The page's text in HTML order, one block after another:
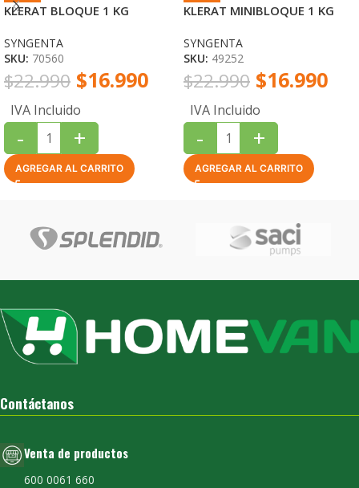
KLERAT BLOQUE 1 KG
SYNGENTA
SKU: 70560
$22.990 $16.990
IVA Incluido
- +
AGREGAR AL CARRITO
KLERAT MINIBLOQUE 1 KG
SYNGENTA
SKU: 49252
$22.990 $16.990
IVA Incluido
- +
AGREGAR AL CARRITO
Contáctanos
Venta de productos
600 0061 660